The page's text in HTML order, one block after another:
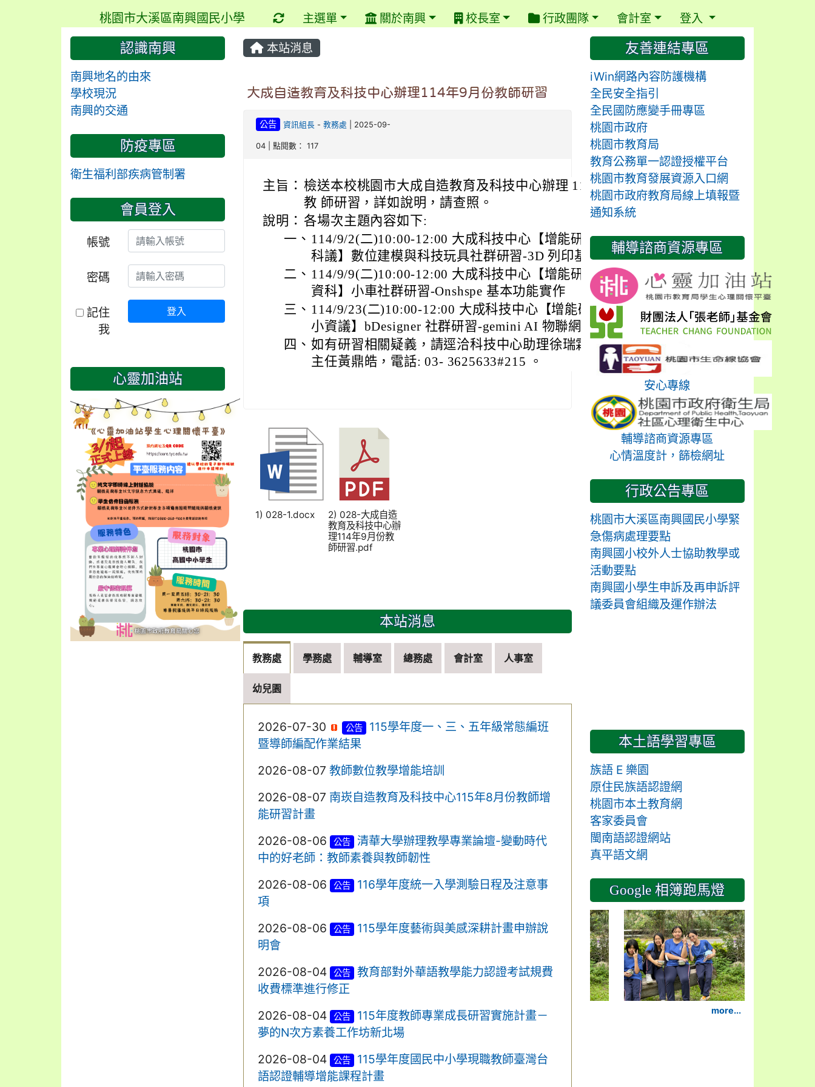
桃園市大溪區南興國民小學 重新取得佈景設定
主選單 關於南興 校長室 行政團隊 會計室 登入
本站消息
大成自造教育及科技中心辦理114年9月份教師研習
公告 資訊組長- 教務處 | 2025-09-
04 | 點閱數： 117
主旨： 檢送本校桃園市大成自造教育及科技中心辦理 114 年 9 月份
教 師研習，詳如說明，請查照。
說明： 各場次主題內容如下:
一、 114/9/2(二)10:00-12:00 大成科技中心【增能研習】【國小
科議】數位建模與科技玩具社群研習-3D 列印基礎介紹
二、 114/9/9(二)10:00-12:00 大成科技中心【增能研習】【國中
資科】小車社群研習-Onshspe 基本功能實作
三、 114/9/23(二)10:00-12:00 大成科技中心【增能研習】【國
小資議】bDesigner 社群研習-gemini AI 物聯網實作
四、 如有研習相關疑義，請逕洽科技中心助理徐瑞霜或科技中心
主任黃鼎皓，電話: 03- 3625633#215 。
1) 028-1.docx
2) 028-大成自造
教育及科技中心辦
理114年9月份教
師研習.pdf
本站消息
教務處 學務處 輔導室 總務處 會計室 人事室
幼兒園
2026-07-30 公告
115學年度一、三、五年級常態編班
暨導師編配作業結果
2026-08-07教師數位教學增能培訓
2026-08-07 南崁自造教育及科技中心115年8月份教師增
能研習計畫
2026-08-06 公告
清華大學辦理教學專業論壇-變動時代
中的好老師：教師素養與教師韌性
2026-08-06 公告
116學年度統一入學測驗日程及注意事
項
2026-08-06 公告
115學年度藝術與美感深耕計畫申辦說
明會
2026-08-04 公告
教育部對外華語教學能力認證考試規費
收費標準進行修正
2026-08-04 公告
115年度教師專業成長研習實施計畫－
夢的N次方素養工作坊新北場
2026-08-04 公告
115學年度國民中小學現職教師臺灣台
語認證輔導增能課程計畫
認識南興
南興地名的由來
學校現況
南興的交通
防疫專區
衛生福利部疾病管制署
會員登入
帳號
密碼
記住
我
登入
心靈加油站
友善連結專區
iWin網路內容防護機構
全民安全指引
全民國防應變手冊專區
桃園市政府
桃園市教育局
教育公務單一認證授權平台
桃園市教育發展資源入口網
桃園市政府教育局線上填報暨
通知系統
輔導諮商資源專區
安心專線
輔導諮商資源專區
心情溫度計，篩檢網址
行政公告專區
桃園市大溪區南興國民小學緊
急傷病處理要點
南興國小校外人士協助教學或
活動要點
南興國小學生申訴及再申訴評
議委員會組織及運作辦法
本土語學習專區
族語 E 樂園
原住民族語認證網
桃園市本土教育網
客家委員會
閩南語認證網站
真平語文網
Google 相簿跑馬燈
2024-11-14 六年
more...